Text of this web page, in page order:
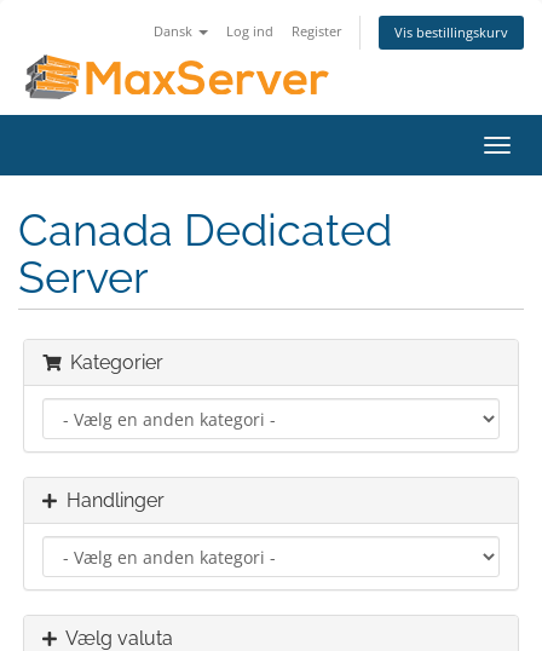
Dansk Log ind Register Vis bestillingskurv
Canada Dedicated
Server
Kategorier
Handlinger
Vælg valuta